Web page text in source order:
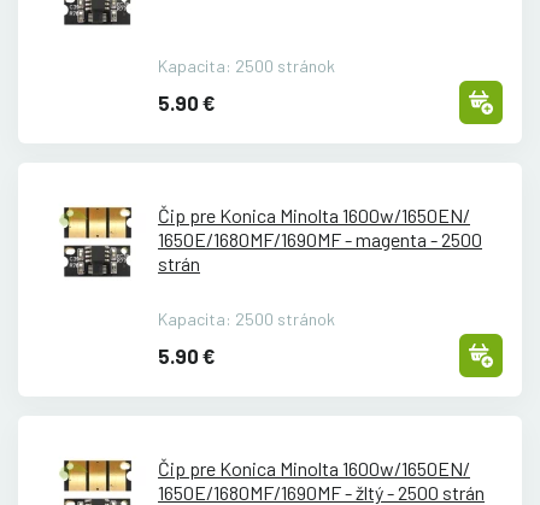
Kapacita: 2500 stránok
5.90 €
Čip pre Konica Minolta 1600w/1650EN/
1650E/1680MF/1690MF - magenta - 2500
strán
Kapacita: 2500 stránok
5.90 €
Čip pre Konica Minolta 1600w/1650EN/
1650E/1680MF/1690MF - žltý - 2500 strán